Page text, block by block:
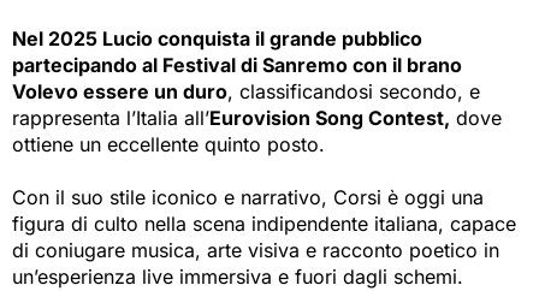
Nel 2025 Lucio conquista il grande pubblico
partecipando al Festival di Sanremo con il brano
Volevo essere un duro, classificandosi secondo, e
rappresenta l’Italia all’Eurovision Song Contest, dove
ottiene un eccellente quinto posto.
Con il suo stile iconico e narrativo, Corsi è oggi una
figura di culto nella scena indipendente italiana, capace
di coniugare musica, arte visiva e racconto poetico in
un’esperienza live immersiva e fuori dagli schemi.